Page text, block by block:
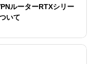
ルーターRTXシリー
いて